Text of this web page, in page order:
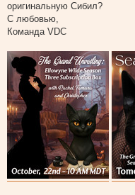
оригинальную Сибил?
С любовью,
Команда VDC